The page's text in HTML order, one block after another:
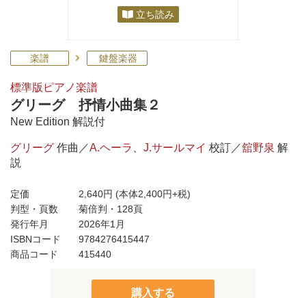
立ち読み
楽譜 鍵盤楽器
標準版ピアノ楽譜
グリーグ 抒情小曲集２
New Edition 解説付
グリーグ 作曲／A.ヘーラ J.サールマイ 校訂／舘野泉 解
説
定価 2,640円 (本体2,400円+税)
判型・頁数
菊倍判・128頁
発行年月
2026年1月
ISBNコード
9784276415447
商品コード
415440
購入する